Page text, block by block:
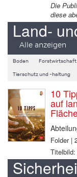
Die
diese
Land-
Alle anzeigen
Boden Forstwirtschaft
Tierschutz und -haltung
10
auf
Folder |